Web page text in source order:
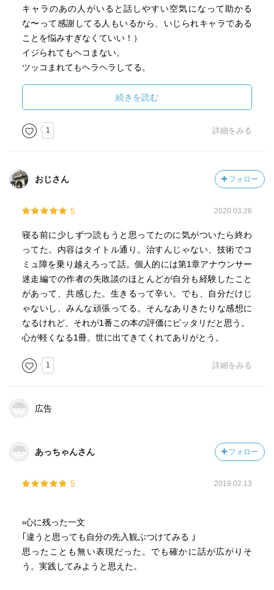
キャラのあの人がいると話しやすい空気になって助かる
な〜って感謝してる人もいるから、いじられキャラである
ことを悩みすぎなくていい！）
イジられてもヘコまない。
ツッコまれてもヘラヘラしてる。
・「聞かれたくない」って人はそんなにいない
自分から言わないなら聞いちゃいけないのかな⋯て思う
のはコミュ障あるあるだよね。あと自分の場合「じゃああ
なたは？」て（皮肉とかじゃなくても）聞かれたら返答に
なる…。
・面白いことやオチは気にしなくていい「相手に質問を返
例）「つまらないって言われるんですよ…」で終わらず
「つまらないって言われるんですよ。どう思います？」と
疑問型で返すことが大事
・空気を読まずテンションを合わせる
・コミュ障は治らない。でも技術があれば大丈夫
1.自分から質問する、会話を質問で終わらせる
2.質問のコツを押さえる
「え！」と驚く
勝手な先入観（一般論）を聞いてみる
具体的な質問を重ねる
「なぜ」ではなく「どうやって」
4.いじられる人になる、いじられてもムッとしないで乗っか
る
5.欠点がキャラになる
続きを読む
1 詳細をみる
おじさん フォロー
5 2020.03.26
寝る前に少しずつ読もうと思ってたのに気がついたら終わ
ってた。内容はタイトル通り。治すんじゃない、技術でコ
ミュ障を乗り越えろって話。個人的には第1章アナウンサー
迷走編での作者の失敗談のほとんどが自分も経験したこと
があって、共感した。生きるって辛い。でも、自分だけじ
ゃないし、みんな頑張ってる。そんなありきたりな感想に
なるけれど、それが1番この本の評価にピッタリだと思う。
心が軽くなる1冊。世に出てきてくれてありがとう。
1 詳細をみる
広告
あっちゃんさん フォロー
5 2019.02.13
▫️心に残った一文
｢違うと思っても自分の先入観ぶつけてみる ｣
思ったことも無い表現だった。でも確かに話が広がりそ
う。実践してみようと思えた。